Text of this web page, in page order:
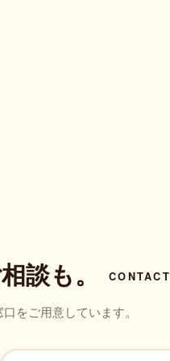
談も。 CONTACT
をご用意しています。